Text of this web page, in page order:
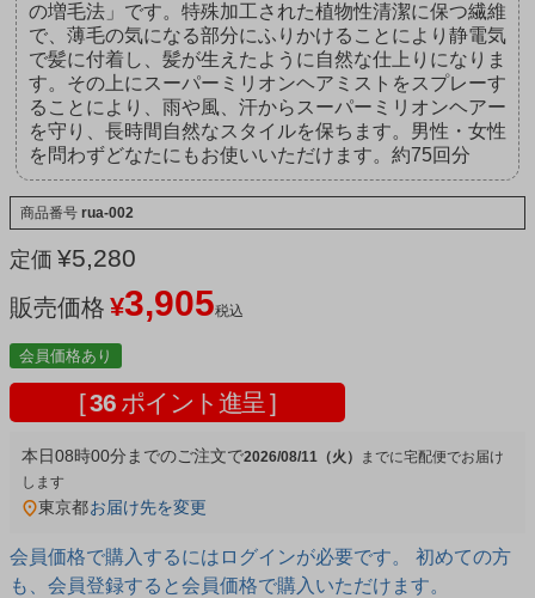
の増毛法」です。特殊加工された植物性清潔に保つ繊維
で、薄毛の気になる部分にふりかけることにより静電気
で髪に付着し、髪が生えたように自然な仕上りになりま
す。その上にスーパーミリオンヘアミストをスプレーす
ることにより、雨や風、汗からスーパーミリオンヘアー
を守り、長時間自然なスタイルを保ちます。男性・女性
を問わずどなたにもお使いいただけます。約75回分
商品番号 rua-002
定価 ¥5,280
販売価格 ¥3,905税込
会員価格あり
[36 ポイント進呈 ]
本日08時00分 までのご注文で2026/08/11（火） 宅配便
東京都お届け先を変更
会員価格で購入するにはログインが必要です。 初めての方
も、会員登録すると会員価格で購入いただけます。